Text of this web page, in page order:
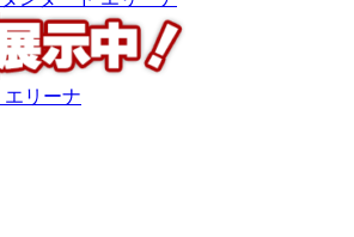
エリーナ